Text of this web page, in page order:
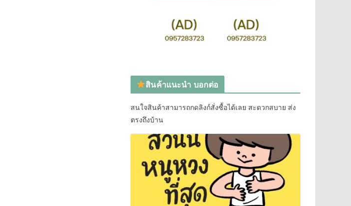
สินค้าแนะนำ บอกต่อ
สนใจสินค้าสามารถกดลิงก์สั่งซื้อได้เลย สะดวกสบาย ส่ง
ตรงถึงบ้าน